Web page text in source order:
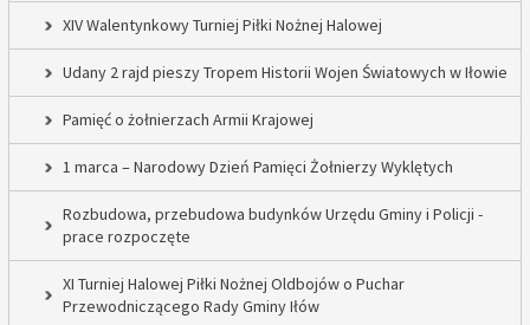
XIV Walentynkowy Turniej Piłki Nożnej Halowej
Udany 2 rajd pieszy Tropem Historii Wojen Światowych w Iłowie
Pamięć o żołnierzach Armii Krajowej
1 marca – Narodowy Dzień Pamięci Żołnierzy Wyklętych
Rozbudowa, przebudowa budynków Urzędu Gminy i Policji -
prace rozpoczęte
XI Turniej Halowej Piłki Nożnej Oldbojów o Puchar
Przewodniczącego Rady Gminy Iłów